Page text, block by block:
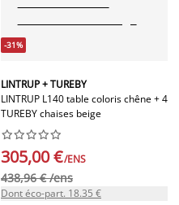
-31%
LINTRUP + TUREBY
LINTRUP L140 table coloris chêne + 4
TUREBY chaises beige






305,00 €/ENS
438,96 € /ens
Dont éco-part. 18.35 €